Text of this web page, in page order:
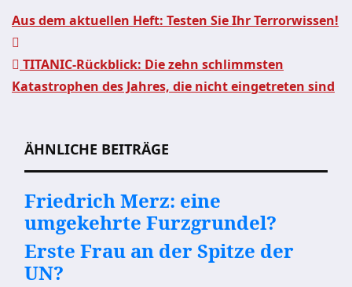
Beitragsnavigation
Aus dem aktuellen Heft: Testen Sie Ihr Terrorwissen!
TITANIC-Rückblick: Die zehn schlimmsten
Katastrophen des Jahres, die nicht eingetreten sind
ÄHNLICHE BEITRÄGE
Friedrich Merz: eine
umgekehrte Furzgrundel?
Erste Frau an der Spitze der
UN?